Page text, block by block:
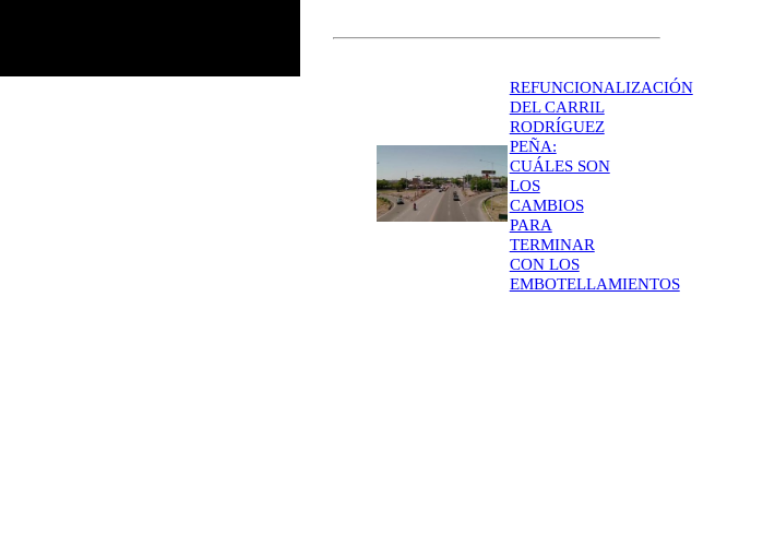
REFUNCIONALIZACIÓN
DEL CARRIL
RODRÍGUEZ
PEÑA:
CUÁLES SON
LOS
CAMBIOS
PARA
TERMINAR
CON LOS
EMBOTELLAMIENTOS